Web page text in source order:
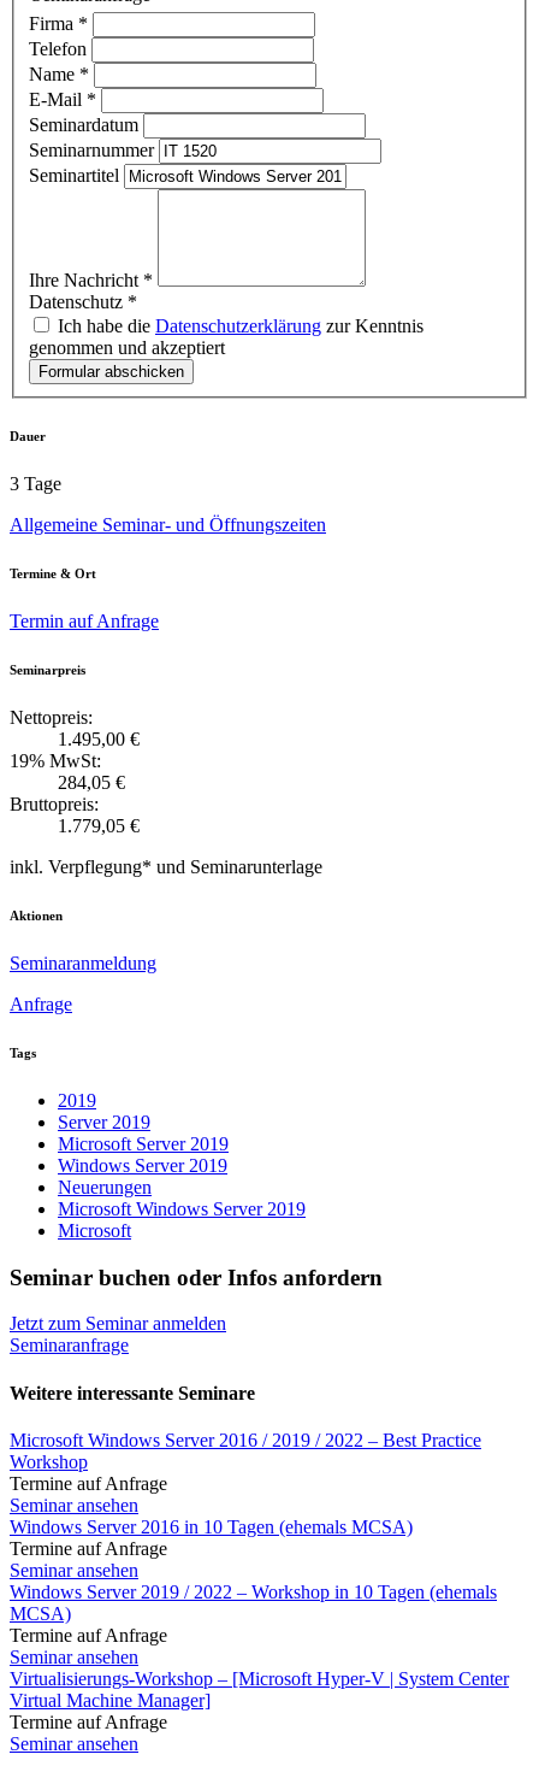
Firma *
Telefon
Name *
E-Mail *
Seminardatum
Seminarnummer
Seminartitel
Ihre Nachricht *
Datenschutz *
Ich habe die Datenschutzerklärung zur Kenntnis
genommen und akzeptiert
Formular abschicken
Dauer
3 Tage
Allgemeine Seminar- und Öffnungszeiten
Termine & Ort
Termin auf Anfrage
Seminarpreis
Nettopreis:
1.495,00 €
19% MwSt:
284,05 €
Bruttopreis:
1.779,05 €
inkl. Verpflegung* und Seminarunterlage
Aktionen
Seminaranmeldung
Anfrage
Tags
2019
Server 2019
Microsoft Server 2019
Windows Server 2019
Neuerungen
Microsoft Windows Server 2019
Microsoft
Seminar buchen oder Infos anfordern
Jetzt zum Seminar anmelden
Seminaranfrage
Weitere interessante Seminare
Microsoft Windows Server 2016 / 2019 / 2022 – Best Practice
Workshop
Termine auf Anfrage
Seminar ansehen
Windows Server 2016 in 10 Tagen (ehemals MCSA)
Termine auf Anfrage
Seminar ansehen
Windows Server 2019 / 2022 – Workshop in 10 Tagen (ehemals
MCSA)
Termine auf Anfrage
Seminar ansehen
Virtualisierungs-Workshop – [Microsoft Hyper-V | System Center
Virtual Machine Manager]
Termine auf Anfrage
Seminar ansehen